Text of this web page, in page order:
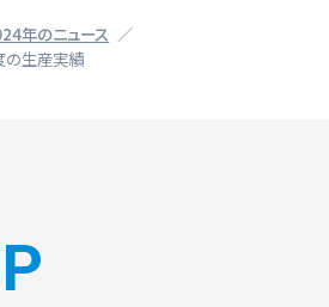
年のニュース
の生産実績